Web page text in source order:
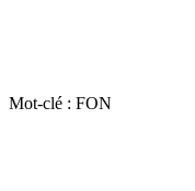
Mot-clé : FON